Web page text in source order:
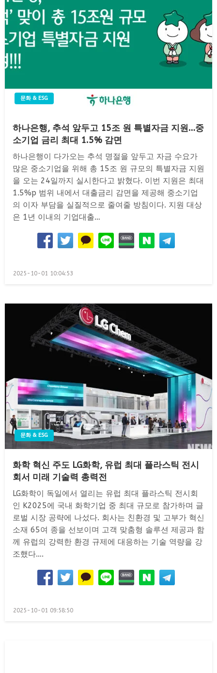
문화 & ESG
하나은행, 추석 앞두고 15조 원 특별자금 지원…중
소기업 금리 최대 1.5% 감면
하나은행이 다가오는 추석 명절을 앞두고 자금 수요가
많은 중소기업을 위해 총 15조 원 규모의 특별자금 지원
을 오는 24일까지 실시한다고 밝혔다. 이번 지원은 최대
1.5%p 범위 내에서 대출금리 감면을 제공해 중소기업
의 이자 부담을 실질적으로 줄여줄 방침이다. 지원 대상
은 1년 이내의 기업대출…
Posted
2025-10-01 10:04:53
문화 & ESG
화학 혁신 주도 LG화학, 유럽 최대 플라스틱 전시
회서 미래 기술력 총력전
LG화학이 독일에서 열리는 유럽 최대 플라스틱 전시회
인 K2025에 국내 화학기업 중 최대 규모로 참가하며 글
로벌 시장 공략에 나섰다. 회사는 친환경 및 고부가 혁신
소재 65여 종을 선보이며 고객 맞춤형 솔루션 제공과 함
께 유럽의 강력한 환경 규제에 대응하는 기술 역량을 강
조했다….
Posted
2025-10-01 09:58:50